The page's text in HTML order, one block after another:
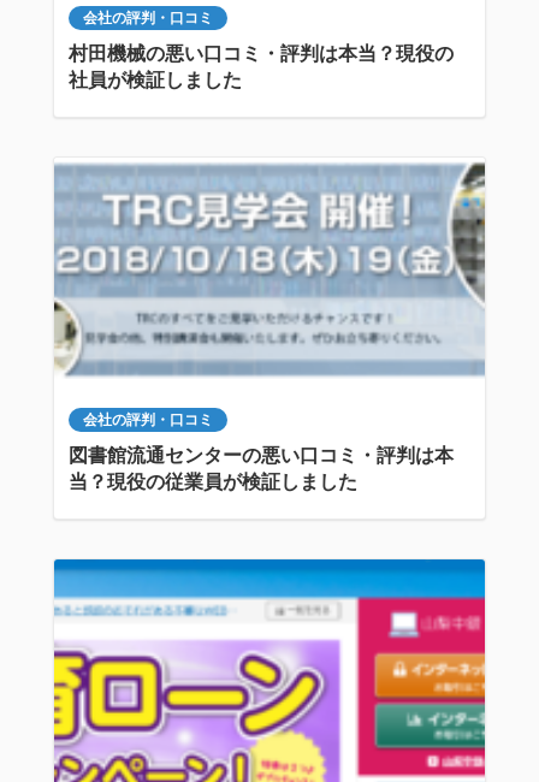
会社の評判・口コミ
村田機械の悪い口コミ・評判は本当？現役の
社員が検証しました
会社の評判・口コミ
図書館流通センターの悪い口コミ・評判は本
当？現役の従業員が検証しました